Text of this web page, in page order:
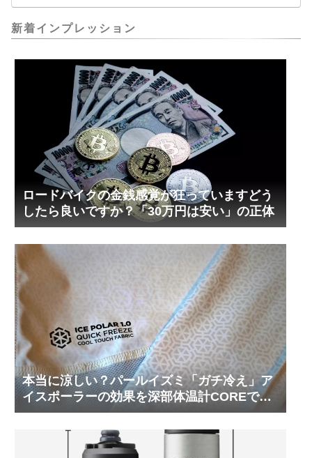
ましたが、ギリギリまで攻めてますのでピストン
内部の汚れをさらに掃除できると思います。前作
新着インプレッション
ロードバイクの金銭感覚が狂っていますどう
したら良いですか？「30万円は安い」の正体
本当に涼しい？パールイズミ「ガチ冷え」ア
イスポーラーの効果を深部体温計COREで測
ってみた